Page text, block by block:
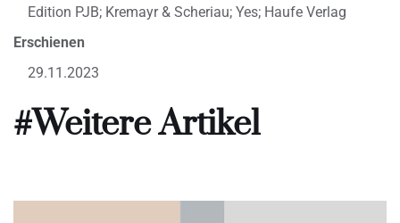
Edition PJB; Kremayr & Scheriau; Yes; Haufe Verlag
Erschienen
29.11.2023
#Weitere Artikel